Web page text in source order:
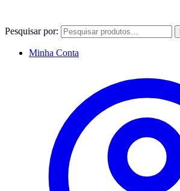
Pesquisar por:
Minha Conta